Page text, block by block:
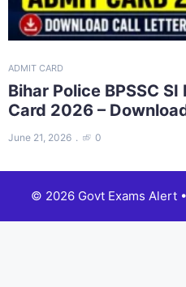
ADMIT CARD
Bihar Police BPSSC
Card 2026 –
June 21, 2026 0
© 2026 Govt Exams Alert